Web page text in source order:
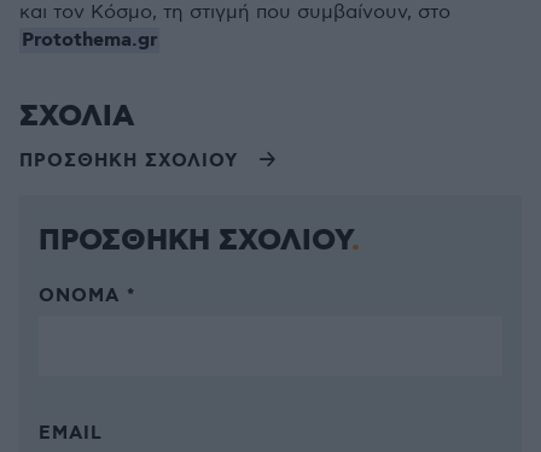
και τον Κόσμο, τη στιγμή που συμβαίνουν, στο
Protothema.gr
ΣΧΟΛΙΑ
ΠΡΟΣΘΗΚΗ ΣΧΟΛΙΟΥ
ΠΡΟΣΘΗΚΗ ΣΧΟΛΙΟΥ
ΌΝΟΜΑ *
EMAIL